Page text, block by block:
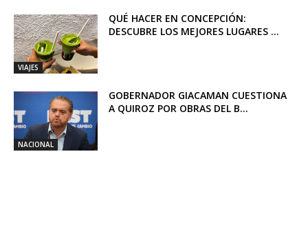
VIAJES
QUÉ HACER EN CONCEPCIÓN:
DESCUBRE LOS MEJORES LUGARES ...
NACIONAL
GOBERNADOR GIACAMAN CUESTIONA
A QUIROZ POR OBRAS DEL B...